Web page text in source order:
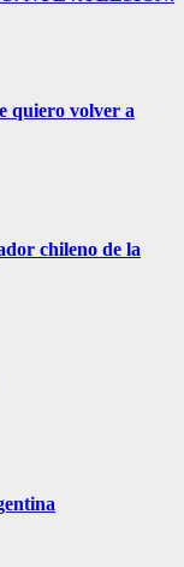
quiero volver a
chileno de la